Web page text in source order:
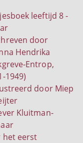
leeftijd 8 -
door
Hendrika
Entrop,
1949)
door Miep
Kluitman-
het eerst